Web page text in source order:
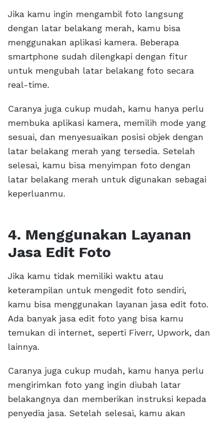
Jika kamu ingin mengambil foto langsung
dengan latar belakang merah, kamu bisa
menggunakan aplikasi kamera. Beberapa
smartphone sudah dilengkapi dengan fitur
untuk mengubah latar belakang foto secara
real-time.
Caranya juga cukup mudah, kamu hanya perlu
membuka aplikasi kamera, memilih mode yang
sesuai, dan menyesuaikan posisi objek dengan
latar belakang merah yang tersedia. Setelah
selesai, kamu bisa menyimpan foto dengan
latar belakang merah untuk digunakan sebagai
keperluanmu.
4. Menggunakan Layanan
Jasa Edit Foto
Jika kamu tidak memiliki waktu atau
keterampilan untuk mengedit foto sendiri,
kamu bisa menggunakan layanan jasa edit foto.
Ada banyak jasa edit foto yang bisa kamu
temukan di internet, seperti Fiverr, Upwork, dan
lainnya.
Caranya juga cukup mudah, kamu hanya perlu
mengirimkan foto yang ingin diubah latar
belakangnya dan memberikan instruksi kepada
penyedia jasa. Setelah selesai, kamu akan